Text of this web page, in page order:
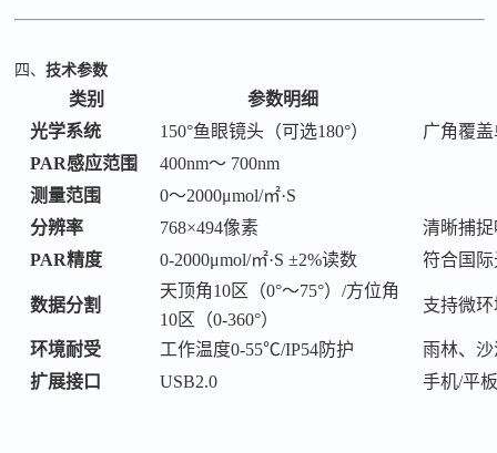
四、技术参数
类别
参数明细
光学系统
150°鱼眼镜头（可选180°）
广角覆
PAR感应范围
400nm～ 700nm
测量范围
0～2000μmol/㎡·S
分辨率
768×494像素
清晰捕
PAR精度
0-2000μmol/㎡·S ±2%读数 符合国
数据分割
天顶角10区（0°～75°）/方位角
10区（0-360°）
支持微
环境耐受 工作温度0-55℃/IP54防护
雨林、
扩展接口
USB2.0 手机/平